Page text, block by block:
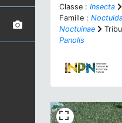
Classe : Insecta
Famille :
Noctuinae
Panolis